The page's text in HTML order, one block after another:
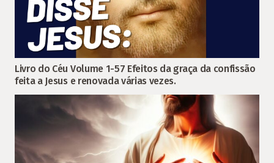
Livro do Céu Volume 1-57 Efeitos da graça da confissão
feita a Jesus e renovada várias vezes.